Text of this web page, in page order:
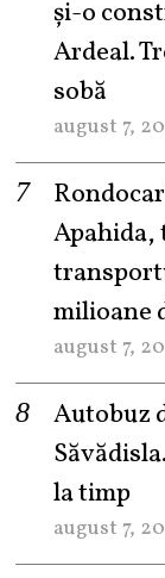
şi-o
Ardeal.
sobă
august 7,
Apahida,
milioane
august 7,
Autobuz
la timp
august 7,